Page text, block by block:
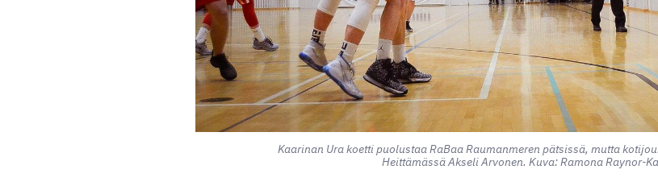
Kaarinan Ura koetti puolustaa RaBaa Raumanmeren pätsissä, mutta
Heittämässä Akseli Arvonen. Kuva: Ramona Raynor-